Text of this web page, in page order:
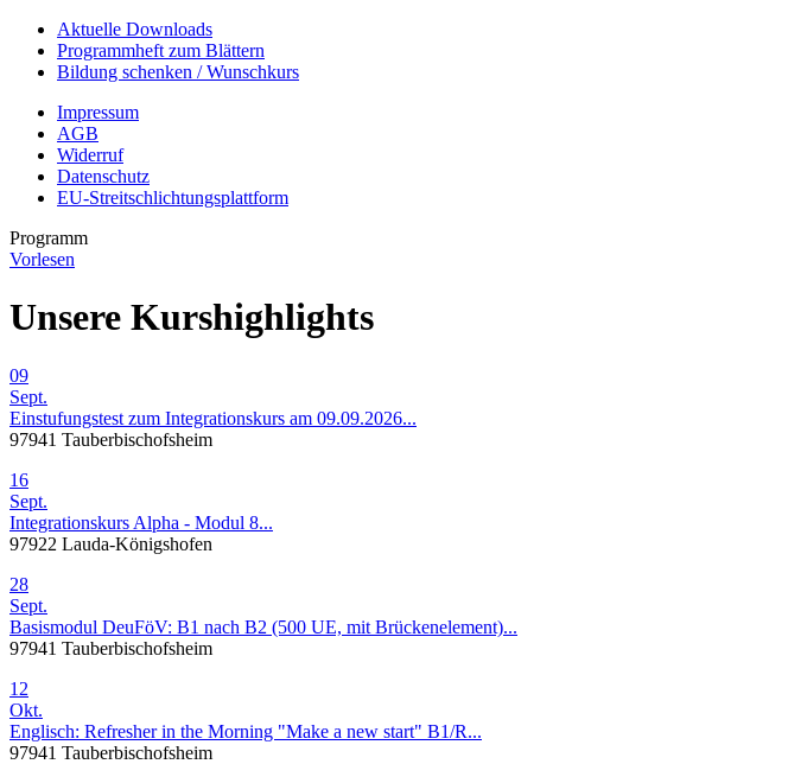
Aktuelle Downloads
Programmheft zum Blättern
Bildung schenken / Wunschkurs
Impressum
AGB
Widerruf
Datenschutz
EU-Streitschlichtungsplattform
Programm
Vorlesen
Unsere Kurshighlights
09
Sept.
Einstufungstest zum Integrationskurs am 09.09.2026...
97941 Tauberbischofsheim
16
Sept.
Integrationskurs Alpha - Modul 8...
97922 Lauda-Königshofen
28
Sept.
Basismodul DeuFöV: B1 nach B2 (500 UE, mit Brückenelement)...
97941 Tauberbischofsheim
12
Okt.
Englisch: Refresher in the Morning "Make a new start" B1/R...
97941 Tauberbischofsheim